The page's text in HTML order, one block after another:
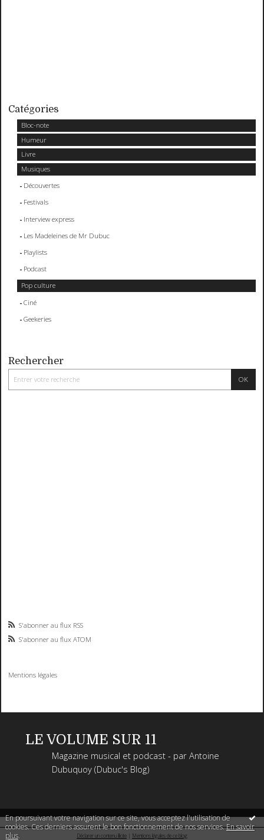
En poursuivant votre navigation sur ce site, vous acceptez l'utilisation de
cookies. Ces derniers assurent le bon fonctionnement de nos services.En savoir
plus.
Catégories
Bloc-note
Humeur
Livre
Musiques
Découvertes
Festivals
Interview express
Les Madeleines de Mr Dubuc
Playlists
Podcast
Pop culture
Ciné
Geekeries
Rechercher
S'abonner au flux RSS
S'abonner au flux ATOM
Mentions légales
LE VOLUME SUR 11
Magazine musical et podcast - par Antoine
Dubuquoy (Dubuc's Blog)
Déclarer un contenu illicite | Mentions légales de ce blog